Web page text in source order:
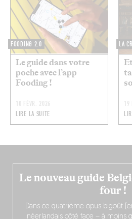
FOODING 2.0
Le guide dans votre
poche avec l’app
Fooding !
10 FÉVR. 2026
LIRE LA SUITE
LA
Le nouveau guide
four !
Dans ce quatrième opus bigoût
néerlandais côté face – à moins